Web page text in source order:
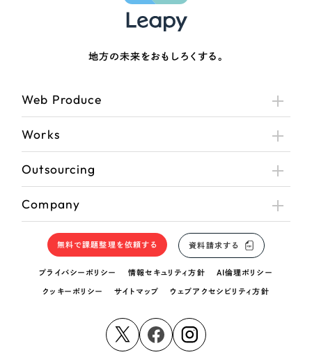
地方の未来をおもしろくする。
Web Produce
Works
Outsourcing
Company
無料で課題整理を依頼する 資料請求する
プライバシーポリシー 情報セキュリティ方針 AI倫理ポリシー
クッキーポリシー サイトマップ ウェブアクセシビリティ方針